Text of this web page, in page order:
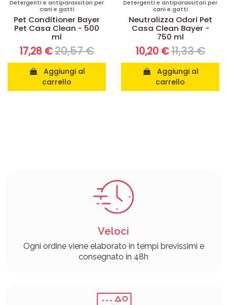
Detergenti e antiparassitari per
cani e gatti
Pet Conditioner Bayer
Pet Casa Clean - 500
ml
17,28 €20,57 €
carrello
Detergenti e antiparassitari per
cani e gatti
Neutralizza Odori Pet
Casa Clean Bayer -
750 ml
10,20 €11,33 €
carrello
Veloci
Ogni ordine viene elaborato in tempi brevissimi e
consegnato in 48h